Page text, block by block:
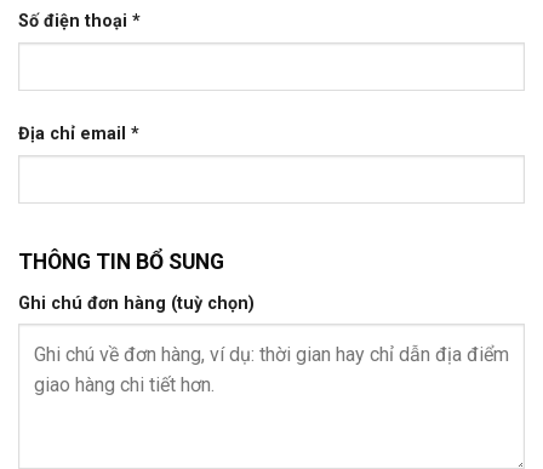
Số điện thoại *
Địa chỉ email *
THÔNG TIN BỔ SUNG
Ghi chú đơn hàng (tuỳ chọn)